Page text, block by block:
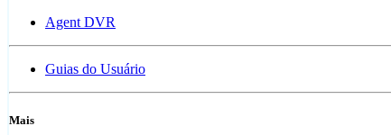
Agent DVR
Guias do Usuário
Mais